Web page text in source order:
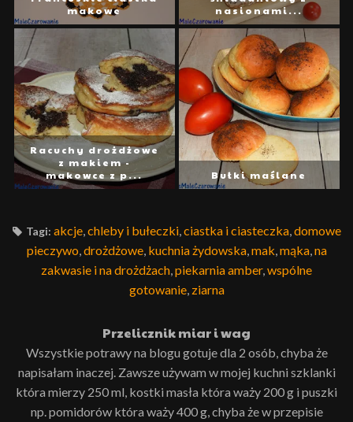
makowe
nasionami...
Racuchy drożdżowe
z makiem -
makowce z p...
Bułki maślane
Tagi: akcje, chleby i bułeczki, ciastka i ciasteczka, domowe
pieczywo drożdżowe, kuchnia żydowska, mak mąka, na
zakwasie i na drożdżach piekarnia amber, wspólne
gotowanie, ziarna
Przelicznik miar i wag
Wszystkie potrawy na blogu gotuje dla 2 osób, chyba że
napisałam inaczej. Zawsze używam w mojej kuchni szklanki
która mierzy 250 ml, kostki masła która waży 200 g i puszki
np. pomidorów która waży 400 g, chyba że w przepisie